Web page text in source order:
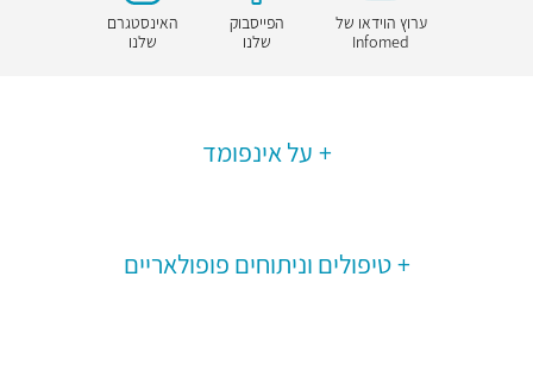
ערוץ הוידאו של
Infomed
הפייסבוק
שלנו
האינסטגרם
שלנו
על אינפומד
טיפולים וניתוחים פופולאריים